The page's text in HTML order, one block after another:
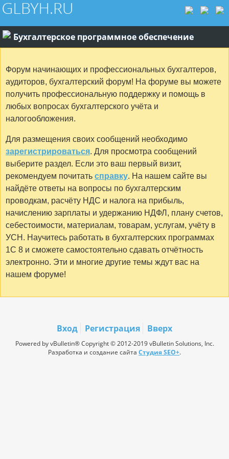
Бухгалтерское программное обеспечение
Форум начинающих и профессиональных бухгалтеров,
аудиторов, бухгалтерский форум! На форуме вы можете
получить профессиональную поддержку и помощь в
любых вопросах бухгалтерского учёта и
налогообложения.
Для размещения своих сообщений необходимо
зарегистрироваться. Для просмотра сообщений
выберите раздел. Если это ваш первый визит,
рекомендуем почитать справку. На нашем сайте вы
найдёте ответы на вопросы по бухгалтерским
проводкам, расчёту НДС и налога на прибыль,
начислению зарплаты и удержанию НДФЛ, плану счетов,
себестоимости, материалам, товарам, услугам, учёту в
УСН. Научитесь работать в бухгалтерских программах
1С 8 и сможете самостоятельно сдавать отчётность
электронно. Эти и многие другие темы ждут вас на
нашем форуме!
Вход Регистрация Вверх
Powered by vBulletin® Copyright © 2012-2019 vBulletin Solutions, Inc.
Разработка и создание сайта Студия SEO+.